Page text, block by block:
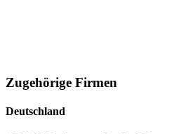
Zugehörige Firmen
Deutschland